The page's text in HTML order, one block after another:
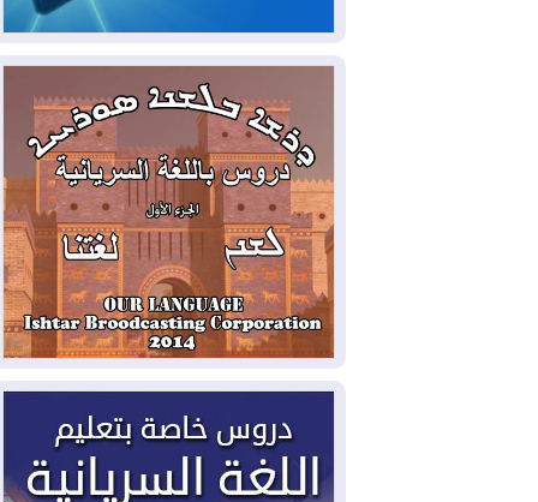
لمدة عام.. بدء توريد 100
مليون قدم مكعب يومياً من غاز كورمور في
إقليم كوردستان إلى وزارة الكهرباء العراقية
2026-08-05
15كارثة بيئية ومناخية ترسم
ملامح أخطر التحديات التي تواجه العراق
اليوم
2026-08-05
حرائق فرنسا.. توقيف 402
شخص بينهم 156 قاصرا منذ بداية موسم
الحرائق
2026-08-04سومو: إنتاج النفط في إقليم
كوردستان انخفض إلى أقل من 10%
ملفات حقبة الكاظمي تعود إلى
الواجهة.. أنباء عن مراجعات قضائية
وتحقيقات أوسع في قضايا فساد